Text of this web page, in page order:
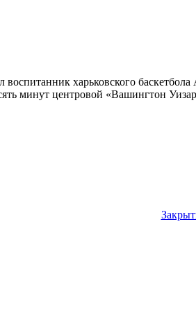
воспитанник харьковского
минут центровой «Вашингтон